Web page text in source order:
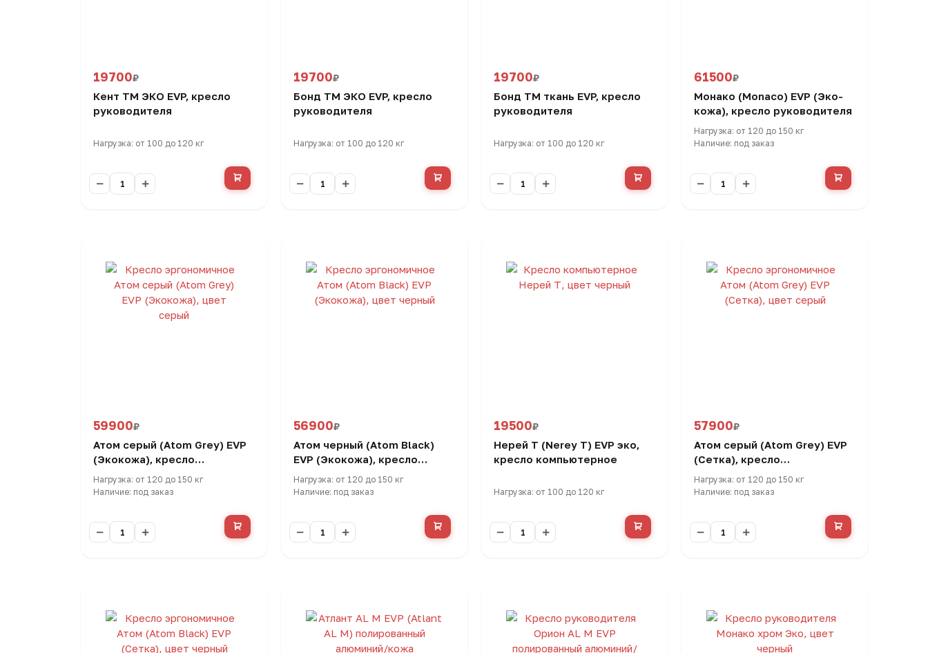
19700₽
Кент ТМ ЭКО EVP, кресло
руководителя
Нагрузка: от 100 до 120 кг
19700₽
Бонд ТМ ЭКО EVP, кресло
руководителя
Нагрузка: от 100 до 120 кг
19700₽
Бонд ТМ ткань EVP, кресло
руководителя
Нагрузка: от 100 до 120 кг
61500₽
Монако (Monaco) EVP (Эко-
кожа), кресло руководителя
Нагрузка: от 120 до 150 кг
Наличие: под заказ
59900₽
Атом серый (Atom Grey) EVP
(Экокожа), кресло
эргономичное
Нагрузка: от 120 до 150 кг
Наличие: под заказ
56900₽
Атом черный (Atom Black)
EVP (Экокожа), кресло
эргономичное
Нагрузка: от 120 до 150 кг
Наличие: под заказ
19500₽
Нерей Т (Nerey Т) EVP эко,
кресло компьютерное
Нагрузка: от 100 до 120 кг
57900₽
Атом серый (Atom Grey) EVP
(Сетка), кресло
эргономичное
Нагрузка: от 120 до 150 кг
Наличие: под заказ